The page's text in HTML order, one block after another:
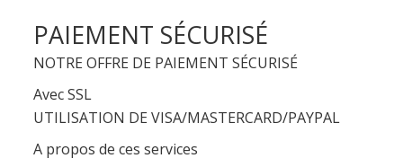
PAIEMENT SÉCURISÉ
NOTRE OFFRE DE PAIEMENT SÉCURISÉ
Avec SSL
UTILISATION DE VISA/MASTERCARD/PAYPAL
A propos de ces services